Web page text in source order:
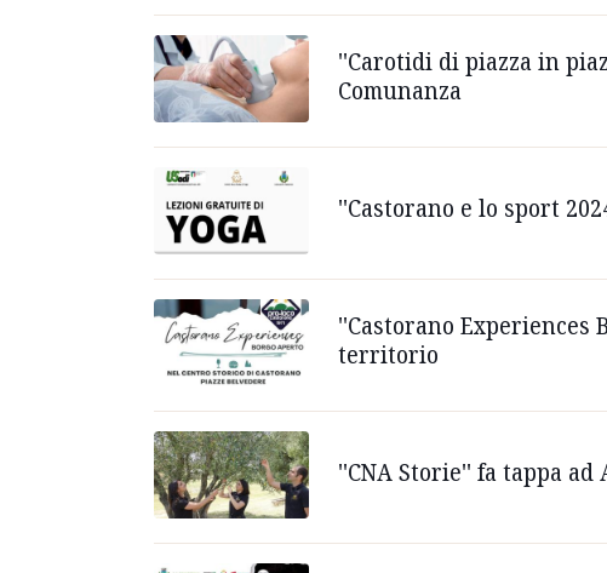
''Carotidi di piazza in
Comunanza
''Castorano e lo sport
''Castorano Experiences
territorio
''CNA Storie'' fa tappa